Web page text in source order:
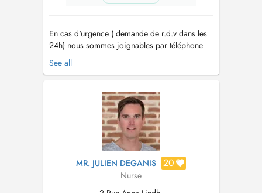
En cas d'urgence ( demande de r.d.v dans les
24h) nous sommes joignables par téléphone
24h/24 et 7j/7 au 40 20 80 6100. - Depuis
1999 le plus grand réseau d'aide et de soins à
joignable par téléphone 24h/24h au 40 20 80
6100 - Un service garanti 7 jours sur...
See all
MR. JULIEN DEGANIS 20
Nurse